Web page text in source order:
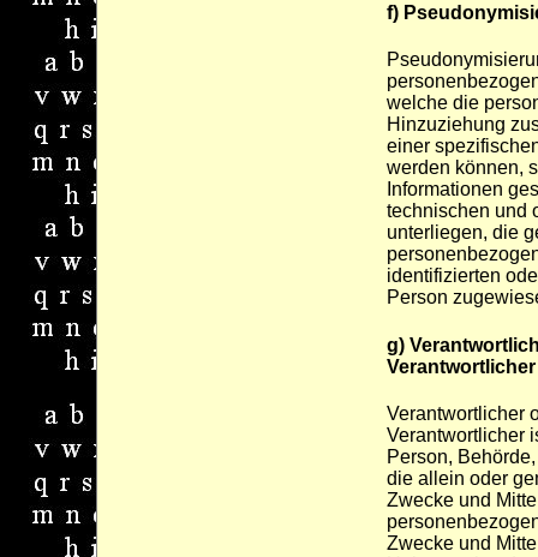
f)
welche die
Hinzuziehung
einer
werden können,
Informationen
technischen und
unterliegen, die
identifizierten
Person
g)
Verantwortlicher
Verantwortlicher
Verantwortlicher
Person,
die allein oder
Zwecke und
Zwecke und